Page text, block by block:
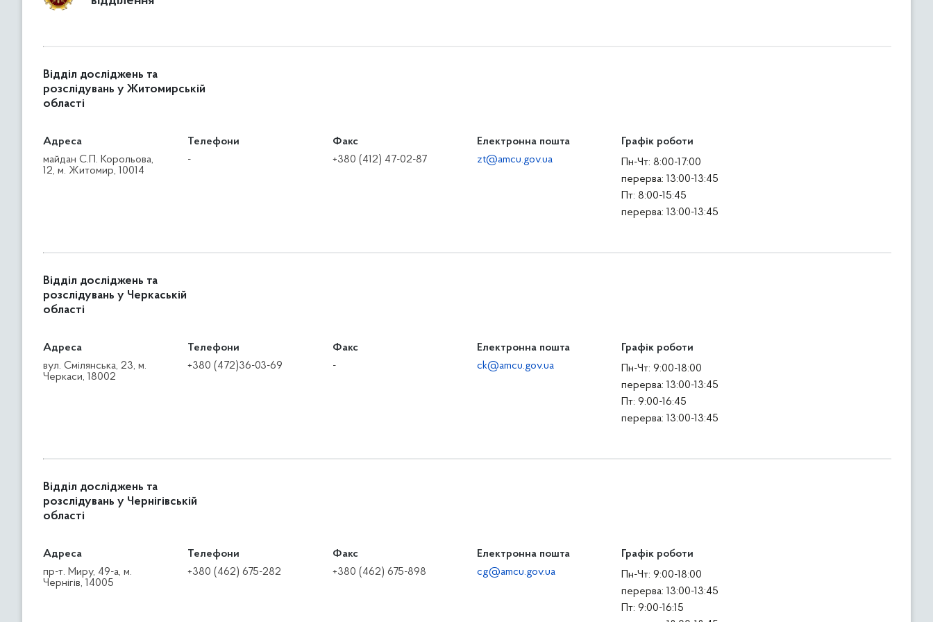
Відділ досліджень та
розслідувань у Житомирській
області
Адреса
майдан С.П. Корольова,
12, м. Житомир, 10014
Телефони
-
Факс
+380 (412) 47-02-87
Електронна пошта
zt@amcu.gov.ua
Графік роботи
Пн-Чт: 8:00-17:00
перерва: 13:00-13:45
Пт: 8:00-15:45
перерва: 13:00-13:45
Відділ досліджень та
розслідувань у Черкаській
області
Адреса
вул. Смілянська, 23, м.
Черкаси, 18002
Телефони
+380 (472)36-03-69
Факс
-
Електронна пошта
ck@amcu.gov.ua
Графік роботи
Пн-Чт: 9:00-18:00
перерва: 13:00-13:45
Пт: 9:00-16:45
перерва: 13:00-13:45
Відділ досліджень та
розслідувань у Чернігівській
області
Адреса
пр-т. Миру, 49-а, м.
Чернігів, 14005
Телефони
+380 (462) 675-282
Факс
+380 (462) 675-898
Електронна пошта
cg@amcu.gov.ua
Графік роботи
Пн-Чт: 9:00-18:00
перерва: 13:00-13:45
Пт: 9:00-16:15